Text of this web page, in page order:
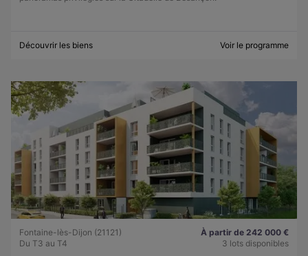
Découvrir les biens Voir le programme
Fontaine-lès-Dijon (21121)
Du T3 au T4
À partir de 242 000 €
3 lots disponibles